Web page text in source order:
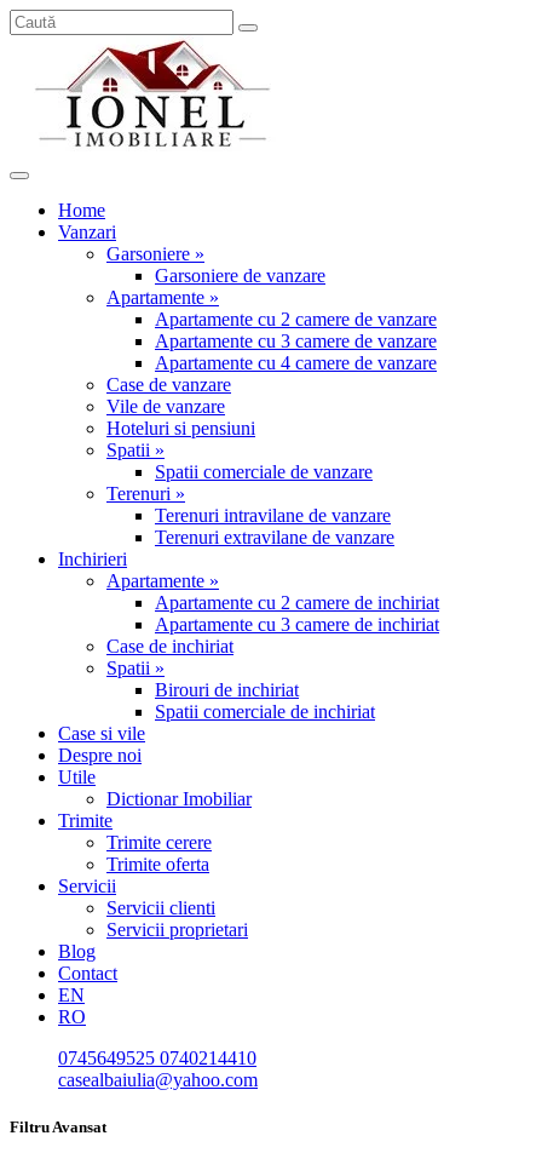
Home
Vanzari
Garsoniere »
Garsoniere de vanzare
Apartamente »
Apartamente cu 2 camere de vanzare
Apartamente cu 3 camere de vanzare
Apartamente cu 4 camere de vanzare
Case de vanzare
Vile de vanzare
Hoteluri si pensiuni
Spatii »
Spatii comerciale de vanzare
Terenuri »
Terenuri intravilane de vanzare
Terenuri extravilane de vanzare
Inchirieri
Apartamente »
Apartamente cu 2 camere de inchiriat
Apartamente cu 3 camere de inchiriat
Case de inchiriat
Spatii »
Birouri de inchiriat
Spatii comerciale de inchiriat
Case si vile
Despre noi
Utile
Dictionar Imobiliar
Trimite
Trimite cerere
Trimite oferta
Servicii
Servicii clienti
Servicii proprietari
Blog
Contact
EN
RO
0745649525 0740214410
casealbaiulia@yahoo.com
Filtru Avansat